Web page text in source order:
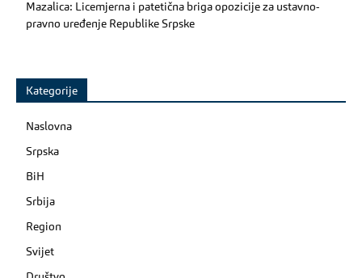
Mazalica: Licemjerna i patetična briga opozicije za ustavno-
pravno uređenje Republike Srpske
Kategorije
Naslovna
Srpska
BiH
Srbija
Region
Svijet